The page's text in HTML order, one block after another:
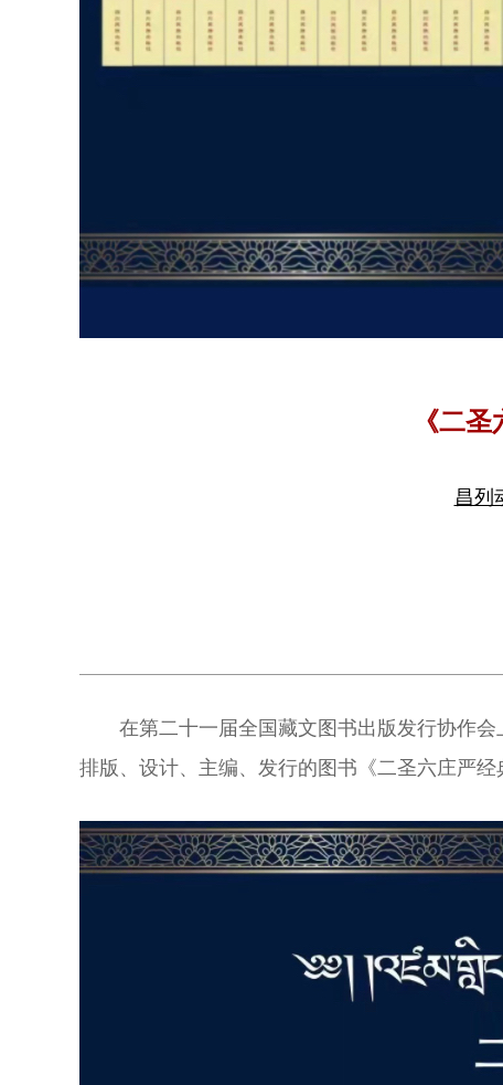
《二
昌列
在第二十一届全国藏文图书出版发行协作
排版、设计、主编、发行的图书《二圣六庄严经